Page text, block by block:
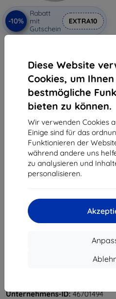
Diese Website
Cookies, um
bestmögliche
bieten zu können.
Wir verwenden Cookies
Einige sind für das
Funktionieren der
während andere uns
zu analysieren und
personalisieren.
-10%
Rabatt
mit
Gutschein
EXTRA10
28,71 €
Auf Lager > 5 Stk.
vom ganzen5.
Ulica Rudolfa Mocka 3750/2A
Unternehmens-ID:46701494